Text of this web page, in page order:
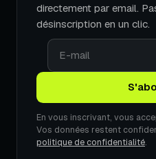
directement par email.
désinscription en un clic.
En vous inscrivant, vous
Vos données restent
politique de confidentialité.